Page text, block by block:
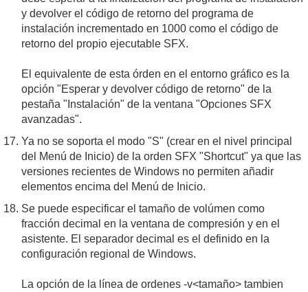
y devolver el código de retorno del programa de
instalación incrementado en 1000 como el código de
retorno del propio ejecutable SFX.
El equivalente de esta órden en el entorno gráfico es la
opción "Esperar y devolver código de retorno" de la
pestaña "Instalación" de la ventana "Opciones SFX
avanzadas".
Ya no se soporta el modo "S" (crear en el nivel principal
del Menú de Inicio) de la orden SFX "Shortcut" ya que las
versiones recientes de Windows no permiten añadir
elementos encima del Menú de Inicio.
Se puede especificar el tamaño de volúmen como
fracción decimal en la ventana de compresión y en el
asistente. El separador decimal es el definido en la
configuración regional de Windows.
La opción de la línea de ordenes -v<tamaño> tambien